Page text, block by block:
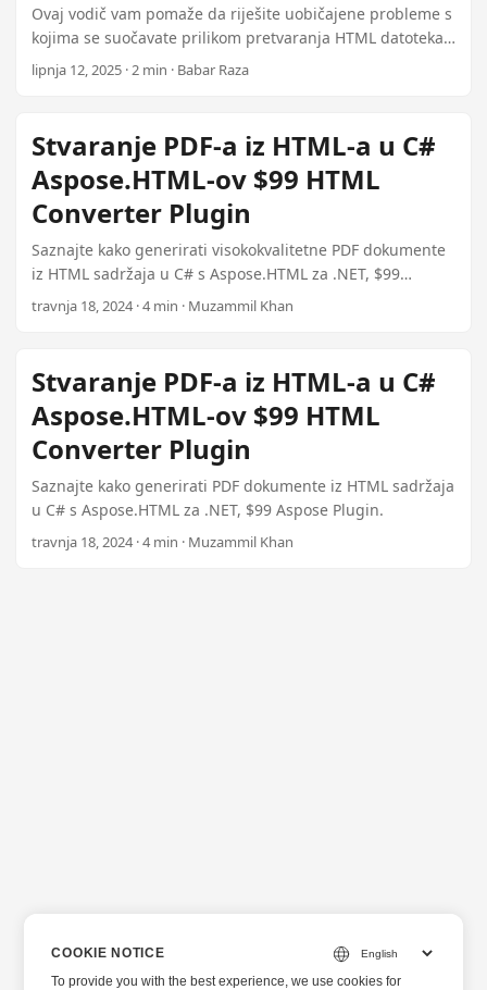
Ovaj vodič vam pomaže da riješite uobičajene probleme s
kojima se suočavate prilikom pretvaranja HTML datoteka,
usredotočujući se na kvalitetu slike, formataciju
neskladnosti i optimizaciju performansi za velike dosjee.
lipnja 12, 2025 · 2 min · Babar Raza
Stvaranje PDF-a iz HTML-a u C#
Aspose.HTML-ov $99 HTML
Converter Plugin
Saznajte kako generirati visokokvalitetne PDF dokumente
iz HTML sadržaja u C# s Aspose.HTML za .NET, $99
Aspose Plugin. Konvertirati HTML datoteke, trake, ili web
stranice u PDF-ove bez napora koristeći .NET Core HTML u
travnja 18, 2024 · 4 min · Muzammil Khan
Stvaranje PDF-a iz HTML-a u C#
Aspose.HTML-ov $99 HTML
Converter Plugin
Saznajte kako generirati PDF dokumente iz HTML sadržaja
u C# s Aspose.HTML za .NET, $99 Aspose Plugin.
travnja 18, 2024 · 4 min · Muzammil Khan
COOKIE NOTICE
To provide you with the best experience, we use cookies for